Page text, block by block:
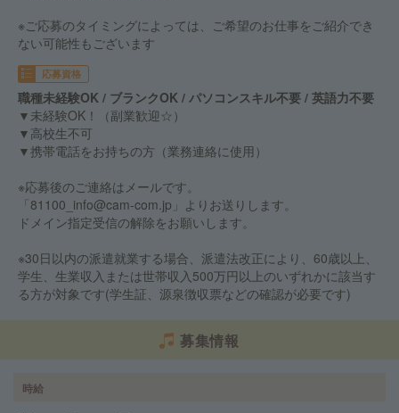
※ご応募のタイミングによっては、ご希望のお仕事をご紹介でき
ない可能性もございます
応募資格
職種未経験OK / ブランクOK / パソコンスキル不要 / 英語力不要
▼未経験OK！（副業歓迎☆）
▼高校生不可
▼携帯電話をお持ちの方（業務連絡に使用）
※応募後のご連絡はメールです。
「81100_info@cam-com.jp」よりお送りします。
ドメイン指定受信の解除をお願いします。
※30日以内の派遣就業する場合、派遣法改正により、60歳以上、
学生、生業収入または世帯収入500万円以上のいずれかに該当す
る方が対象です(学生証、源泉徴収票などの確認が必要です)
募集情報
時給